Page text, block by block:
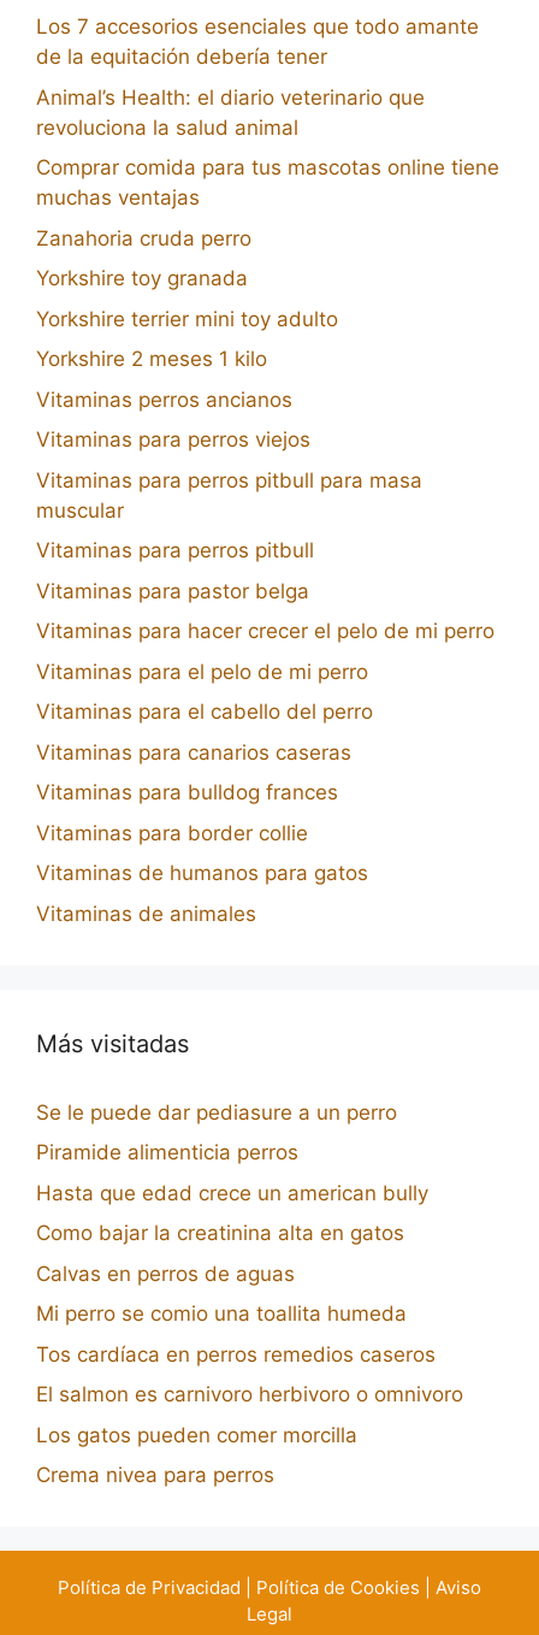
Los 7 accesorios esenciales que todo amante
de la equitación debería tener
Animal’s Health: el diario veterinario que
revoluciona la salud animal
Comprar comida para tus mascotas online tiene
muchas ventajas
Zanahoria cruda perro
Yorkshire toy granada
Yorkshire terrier mini toy adulto
Yorkshire 2 meses 1 kilo
Vitaminas perros ancianos
Vitaminas para perros viejos
Vitaminas para perros pitbull para masa
muscular
Vitaminas para perros pitbull
Vitaminas para pastor belga
Vitaminas para hacer crecer el pelo de mi perro
Vitaminas para el pelo de mi perro
Vitaminas para el cabello del perro
Vitaminas para canarios caseras
Vitaminas para bulldog frances
Vitaminas para border collie
Vitaminas de humanos para gatos
Vitaminas de animales
Más visitadas
Se le puede dar pediasure a un perro
Piramide alimenticia perros
Hasta que edad crece un american bully
Como bajar la creatinina alta en gatos
Calvas en perros de aguas
Mi perro se comio una toallita humeda
Tos cardíaca en perros remedios caseros
El salmon es carnivoro herbivoro o omnivoro
Los gatos pueden comer morcilla
Crema nivea para perros
Política de Privacidad Política de Cookies
Aviso
Legal